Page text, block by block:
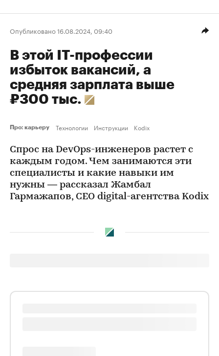
Опубликовано 16.08.2024, 09:40
В этой IT-профессии
избыток вакансий, а
средняя зарплата выше
₽300 тыс.
Про: карьеру Технологии Инструкции Kodix
Спрос на DevOps-инженеров растет с
каждым годом. Чем занимаются эти
специалисты и какие навыки им
нужны — рассказал Жамбал
Гармажапов, CEO digital-агентства Kodix